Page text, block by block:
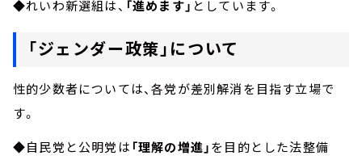
◆れいわ新選組は、 「進めます」 としています。
「ジェンダー政策」について
性的少数者については、各党が差別解消を目指す立場で
す。
◆自民党と公明党は 「理解の増進」を目的とした法整備